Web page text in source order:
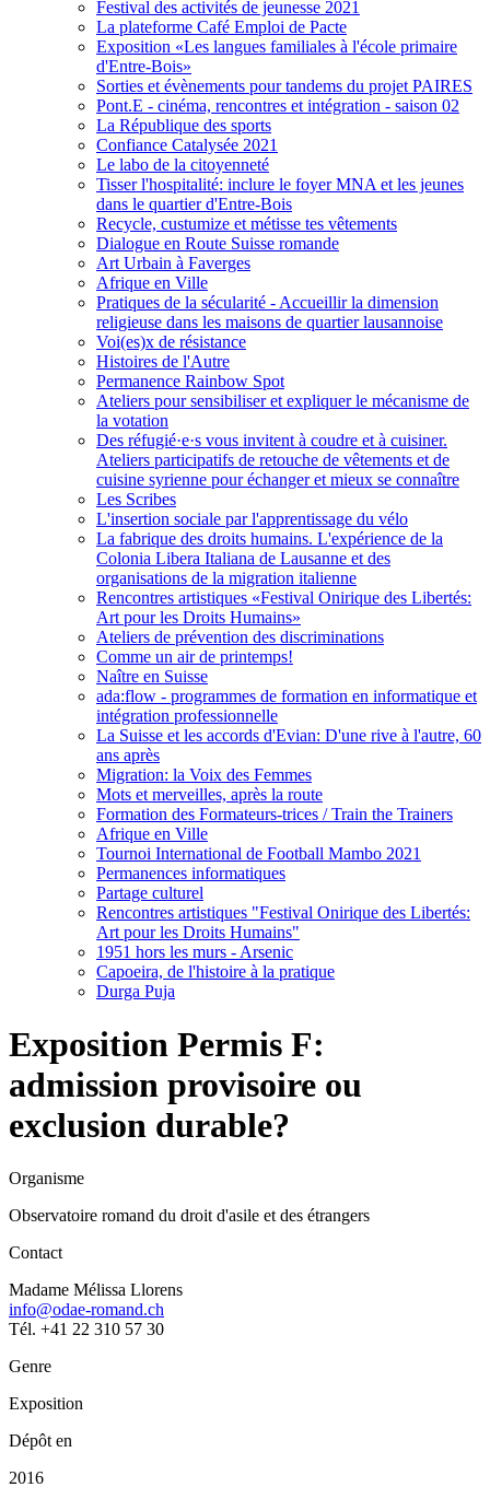
Festival des activités de jeunesse 2021
La plateforme Café Emploi de Pacte
Exposition «Les langues familiales à l'école primaire
d'Entre-Bois»
Sorties et évènements pour tandems du projet PAIRES
Pont.E - cinéma, rencontres et intégration - saison 02
La République des sports
Confiance Catalysée 2021
Le labo de la citoyenneté
Tisser l'hospitalité: inclure le foyer MNA et les jeunes
dans le quartier d'Entre-Bois
Recycle, custumize et métisse tes vêtements
Dialogue en Route Suisse romande
Art Urbain à Faverges
Afrique en Ville
Pratiques de la sécularité - Accueillir la dimension
religieuse dans les maisons de quartier lausannoise
Voi(es)x de résistance
Histoires de l'Autre
Permanence Rainbow Spot
Ateliers pour sensibiliser et expliquer le mécanisme de
la votation
Des réfugié·e·s vous invitent à coudre et à cuisiner.
Ateliers participatifs de retouche de vêtements et de
cuisine syrienne pour échanger et mieux se connaître
Les Scribes
L'insertion sociale par l'apprentissage du vélo
La fabrique des droits humains. L'expérience de la
Colonia Libera Italiana de Lausanne et des
organisations de la migration italienne
Rencontres artistiques «Festival Onirique des Libertés:
Art pour les Droits Humains»
Ateliers de prévention des discriminations
Comme un air de printemps!
Naître en Suisse
ada:flow - programmes de formation en informatique et
intégration professionnelle
La Suisse et les accords d'Evian: D'une rive à l'autre, 60
ans après
Migration: la Voix des Femmes
Mots et merveilles, après la route
Formation des Formateurs-trices / Train the Trainers
Afrique en Ville
Tournoi International de Football Mambo 2021
Permanences informatiques
Partage culturel
Rencontres artistiques "Festival Onirique des Libertés:
Art pour les Droits Humains"
1951 hors les murs - Arsenic
Capoeira, de l'histoire à la pratique
Durga Puja
Exposition Permis F:
admission provisoire ou
exclusion durable?
Organisme
Observatoire romand du droit d'asile et des étrangers
Contact
Madame Mélissa Llorens
info@odae-romand.ch
Tél. +41 22 310 57 30
Genre
Exposition
Dépôt en
2016